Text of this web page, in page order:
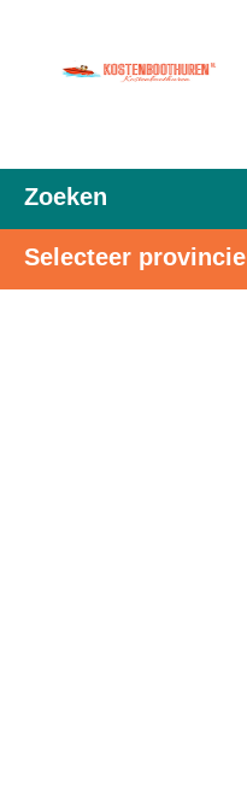
Zoeken
Selecteer provincie